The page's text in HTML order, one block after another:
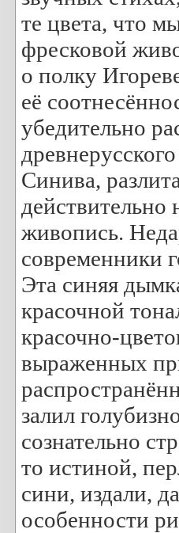
те цвета, что
фресковой
о полку
её
убедительно
Синива,
живопись.
современники
Эта синяя
красочной
красочно-
выраженных
залил
сознательно
то истиной,
сини, издали,
особенности